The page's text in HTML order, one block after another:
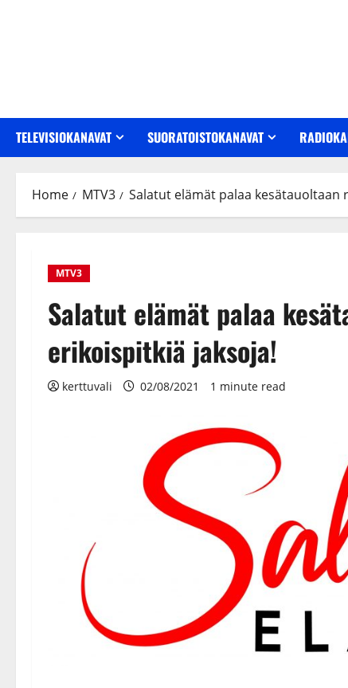
TELEVISIOKANAVAT SUORATOISTOKANAVAT
Home MTV3 Salatut elämät palaa kesätauoltaan
MTV3
Salatut elämät palaa
erikoispitkiä jaksoja!
kerttuvali 02/08/2021 1 minute read